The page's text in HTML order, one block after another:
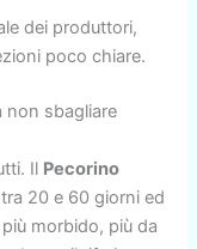
dei produttori,
poco chiare.
non sbagliare
Il Pecorino
20 e 60 giorni ed
morbido, più da